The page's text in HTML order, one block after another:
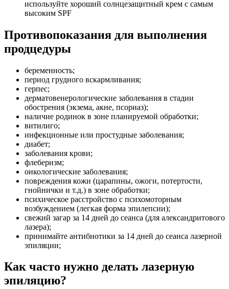
используйте хороший солнцезащитный крем с самым
высоким SPF
Противопоказания для выполнения
продцедуры
беременность;
период грудного вскармливания;
герпес;
дерматовенерологические заболевания в стадии
обострения (экзема, акне, псориаз);
наличие родинок в зоне планируемой обработки;
витилиго;
инфекционные или простудные заболевания;
диабет;
заболевания крови;
флеберизм;
онкологические заболевания;
повреждения кожи (царапины, ожоги, потертости,
гнойнички и т.д.) в зоне обработки;
психическое расстройство с психомоторным
возбуждением (легкая форма эпилепсии);
свежий загар за 14 дней до сеанса (для александритового
лазера);
принимайте антибиотики за 14 дней до сеанса лазерной
эпиляции;
Как часто нужно делать лазерную
эпиляцию?